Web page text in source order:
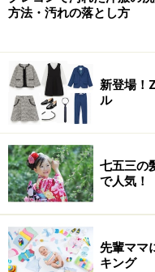
方法・汚れの落とし方
新登場！
ル
七五三の
で人気！
先輩ママ
キング